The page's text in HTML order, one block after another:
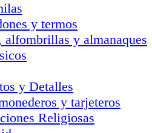
y termos
alfombrillas y almanaques
y Detalles
y tarjeteros
Religiosas